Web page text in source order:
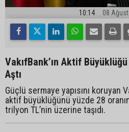
10:14 08
VakıfBank’ın Aktif
Aştı
Güçlü sermaye yapısını koruyan
aktif büyüklüğünü yüzde 28
trilyon TL’nin üzerine taşıdı.